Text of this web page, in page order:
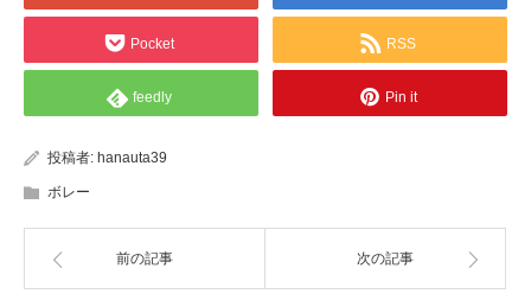
Pocket RSS
feedly Pin it
投稿者: hanauta39
ボレー
前の記事 次の記事